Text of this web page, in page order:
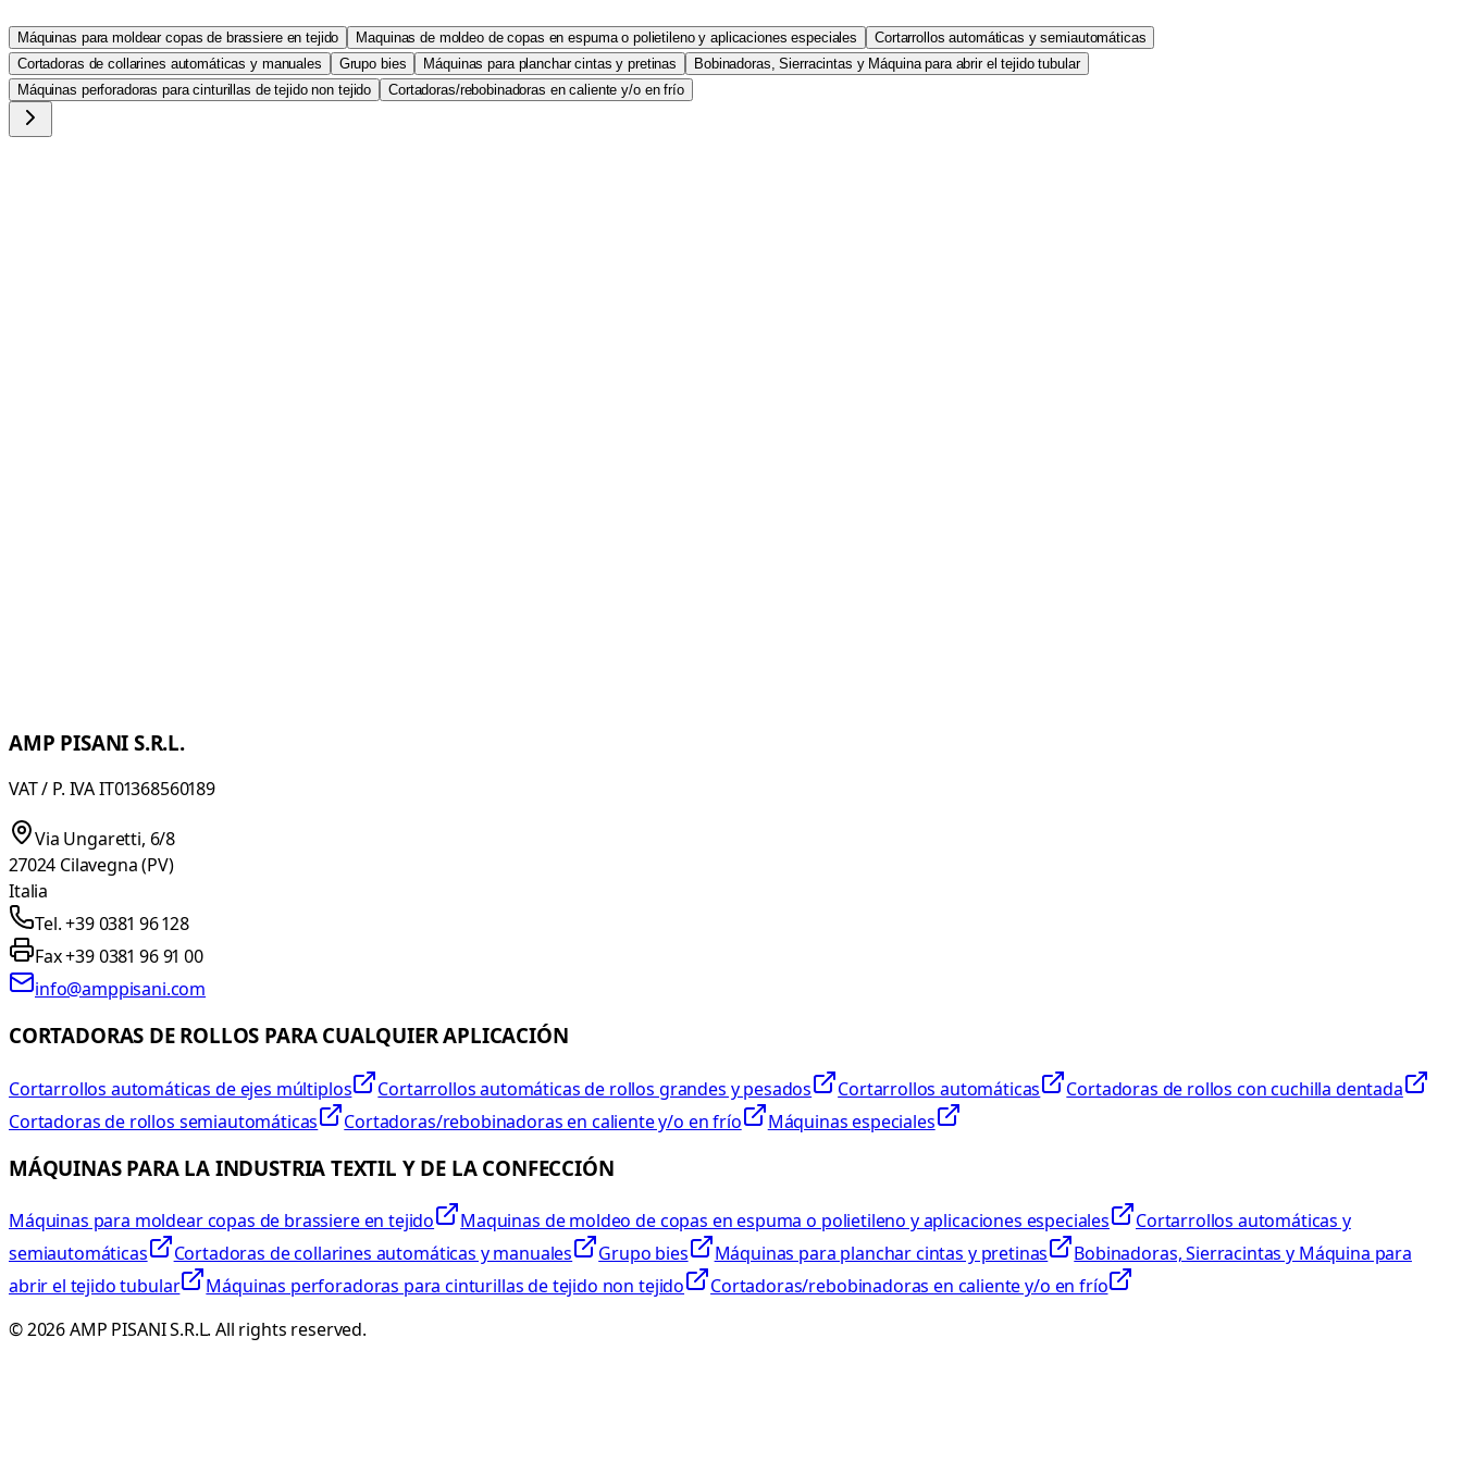
Máquinas para moldear copas de brassiere en tejido Maquinas de moldeo de copas en espuma o polietileno y aplicaciones especiales
Cortarrollos automáticas y semiautomáticas
Cortadoras de collarines automáticas y manuales
Grupo bies Máquinas para planchar cintas y pretinas
Bobinadoras, Sierracintas y Máquina para abrir el tejido tubular
Máquinas perforadoras para cinturillas de tejido non tejido
Cortadoras/rebobinadoras en caliente y/o en frío
AMP PISANI S.R.L.
VAT / P. IVA IT01368560189
Via Ungaretti, 6/8
27024 Cilavegna (PV)
Italia
Tel. +39 0381 96 128
Fax +39 0381 96 91 00
info@amppisani.com
CORTADORAS DE ROLLOS PARA CUALQUIER APLICACIÓN
Cortarrollos automáticas de ejes múltiplos Cortarrollos automáticas de rollos grandes y pesados Cortarrollos automáticas
Cortadoras de rollos con cuchilla dentada
Cortadoras de rollos semiautomáticas
Cortadoras/rebobinadoras en caliente y/o en frío Máquinas especiales
MÁQUINAS PARA LA INDUSTRIA TEXTIL Y DE LA CONFECCIÓN
Máquinas para moldear copas de brassiere en tejido Maquinas de moldeo de copas en espuma o polietileno y aplicaciones especiales
Cortarrollos automáticas y
semiautomáticas
Cortadoras de collarines automáticas y manuales Grupo bies Máquinas para planchar cintas y pretinas
Bobinadoras, Sierracintas y Máquina para
abrir el tejido tubular
Máquinas perforadoras para cinturillas de tejido non tejido
Cortadoras/rebobinadoras en caliente y/o en frío
©2026AMP PISANI S.R.L. All rights reserved.